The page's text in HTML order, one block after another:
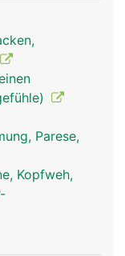
Parese,
Kopfweh,